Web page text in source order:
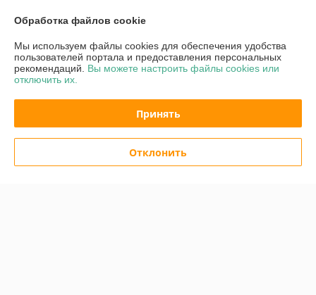
Контакты
Доставка и оплата
Полная версия сайта
Политика обработки cookies
Обработка файлов cookie
Мы используем файлы cookies для обеспечения удобства
пользователей портала и предоставления персональных
рекомендаций. Вы можете настроить файлы cookies или
отключить их.
Принять
Отклонить